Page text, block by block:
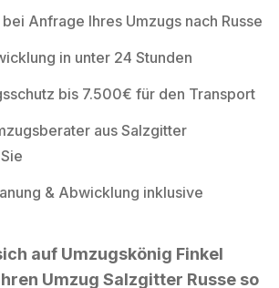
Anfrage Ihres Umzugs nach Russe
in unter 24 Stunden
bis 7.500€ für den Transport
aus Salzgitter
& Abwicklung inklusive
auf Umzugskönig Finkel
Umzug Salzgitter Russe so